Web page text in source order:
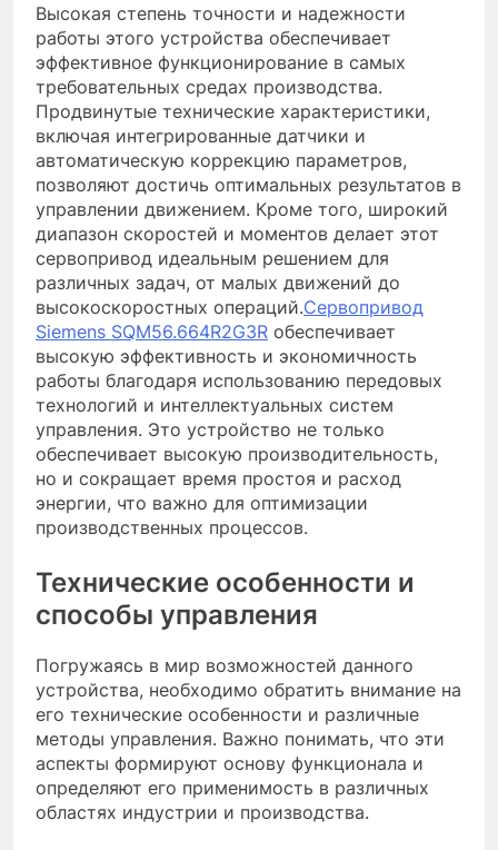
Высокая степень точности и надежности
работы этого устройства обеспечивает
эффективное функционирование в самых
требовательных средах производства.
Продвинутые технические характеристики,
включая интегрированные датчики и
автоматическую коррекцию параметров,
позволяют достичь оптимальных результатов в
управлении движением. Кроме того, широкий
диапазон скоростей и моментов делает этот
сервопривод идеальным решением для
различных задач, от малых движений до
высокоскоростных операций.Сервопривод
Siemens SQM56.664R2G3R обеспечивает
высокую эффективность и экономичность
работы благодаря использованию передовых
технологий и интеллектуальных систем
управления. Это устройство не только
обеспечивает высокую производительность,
но и сокращает время простоя и расход
энергии, что важно для оптимизации
производственных процессов.
Технические особенности и
способы управления
Погружаясь в мир возможностей данного
устройства, необходимо обратить внимание на
его технические особенности и различные
методы управления. Важно понимать, что эти
аспекты формируют основу функционала и
определяют его применимость в различных
областях индустрии и производства.